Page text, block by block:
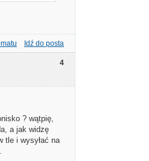
Idź do posta
4
? wątpię,
a jak widzę
tle i wysyłać na